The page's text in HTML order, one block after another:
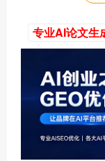
专业AI论文生